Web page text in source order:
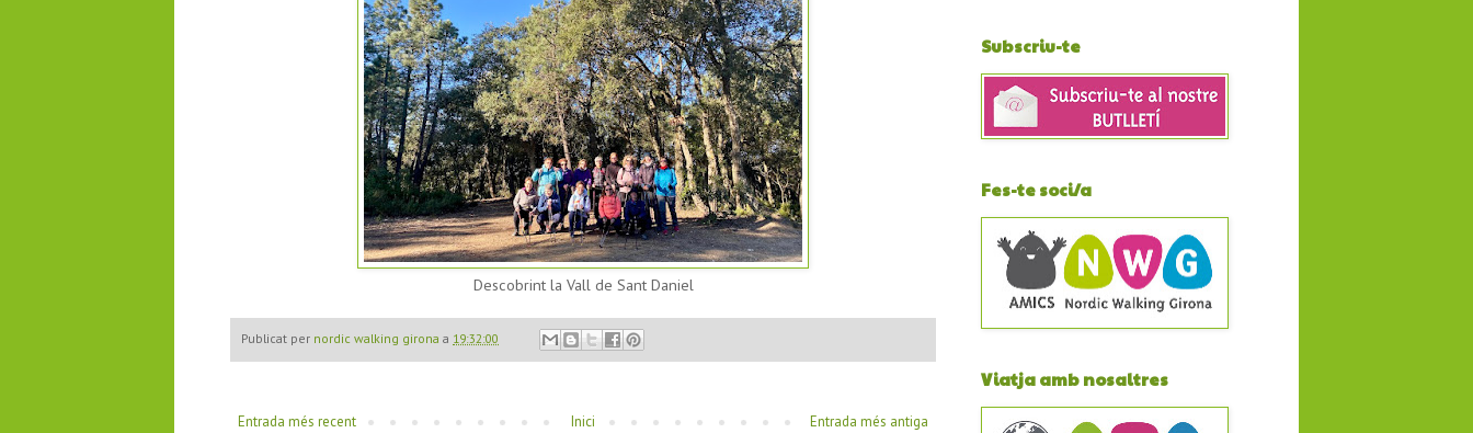
Descobrint la Vall de Sant Daniel
Publicat per nordic walking girona a 19:32:00
Entrada més recent Entrada més antiga
Inici
Subscriu-te
Fes-te soci/a
Viatja amb nosaltres